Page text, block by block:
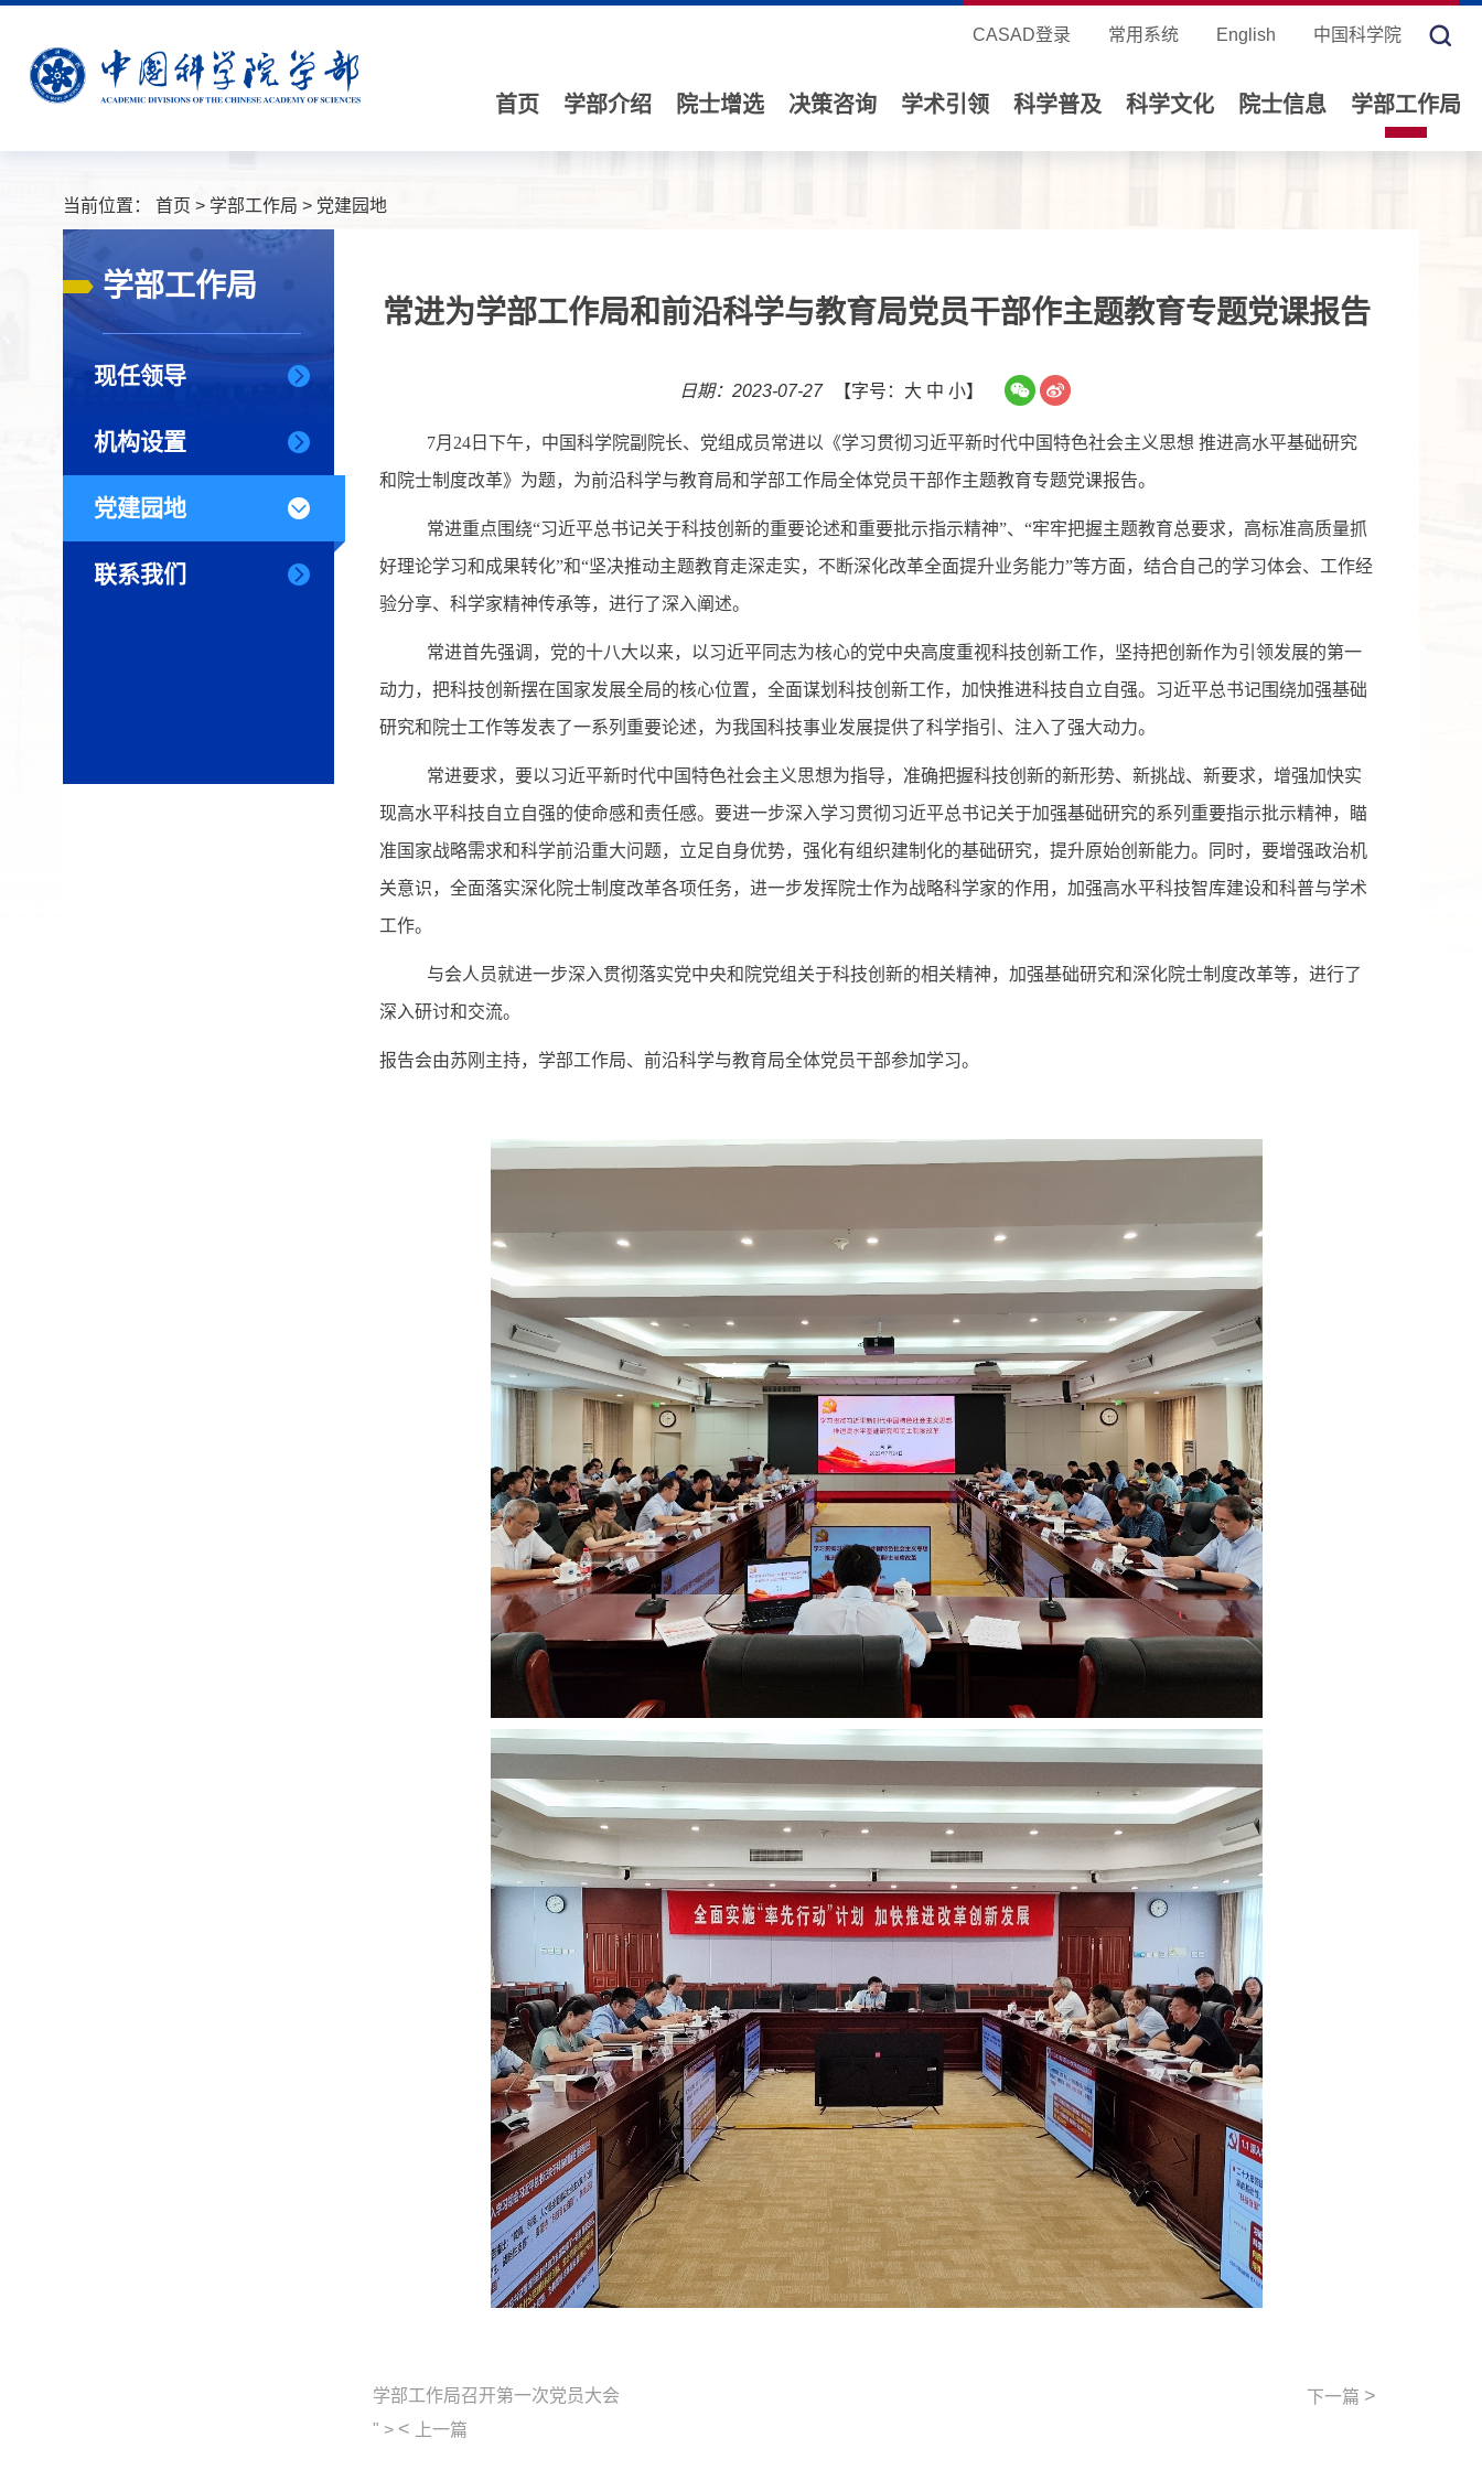
CASAD登录 常用系统 English 中国科学院
首页 学部介绍 院士增选 决策咨询 学术引领 科学普及 科学文化 院士信息 学部工作局
当前位置： 首页 > 学部工作局 > 党建园地
学部工作局
现任领导
机构设置
党建园地
联系我们
常进为学部工作局和前沿科学与教育局党员干部作主题教育专题党课报告
日期：2023-07-27 【字号： 大 中 小】
7月 24 日 下午，中国科学院副院长、党组成员常进以《学习贯彻习近平新时代中国特色社会主义思想 推进高水平基础研究
和院士制度改革》为题，为前沿科学与教育局和学部工作局全体党员干部作主题教育专题党课报告。
常进重点围绕“习近平总书记关于科技创新的重要论述和重要批示指示精神”、“牢牢把握主题教育总要求，高标准高质量抓
好理论学习和成果转化”和“坚决推动主题教育走深走实，不断深化改革全面提升业务能力”等方面，结合自己的学习体会、工作经
验分享、科学家精神传承等，进行了深入阐述。
常进首先强调，党的十八大以来，以习近平同志为核心的党中央高度重视科技创新工作，坚持把创新作为引领发展的第一
动力，把科技创新摆在国家发展全局的核心位置，全面谋划科技创新工作，加快推进科技自立自强。习近平总书记围绕加强基础
研究和院士工作等发表了一系列重要论述，为我国科技事业发展提供了科学指引、注入了强大动力。
常进要求，要以习近平新时代中国特色社会主义思想为指导， 准确把握科技创新的新形势、新挑战、新要求，增强加快实
现高水平科技自立自强的使命感和责任感。要进一步深入学习贯彻习近平总书记关于加强基础研究的系列重要指示批示精神，瞄
准国家战略需求和科学前沿重大问题，立足自身优势，强化有组织建制化的基础研究，提升原始创新能力。同时，要增强政治机
关意识，全面落实深化院士制度改革各项任务，进一步发挥院士作为战略科学家的作用，加强高水平科技智库建设和科普与学术
工作。
与会人员就进一步深入贯彻落实党中央和院党组关于科技创新的相关精神，加强基础研究和深化院士制度改革等，进行了
深入研讨和交流。
报告会由苏刚主持，学部工作局、前沿科学与教育局全体党员干部参加学习。
学部工作局召开第一次党员大会
" > < 上一篇
下一篇 >